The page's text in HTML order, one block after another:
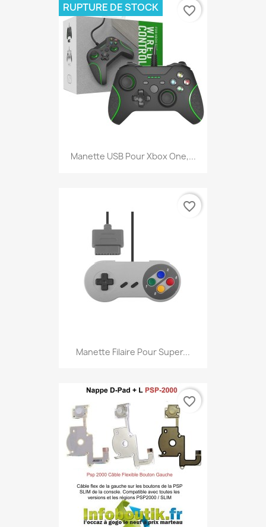
Manette USB Pour Xbox One,...
RUPTURE DE STOCK favorite_border
Manette Filaire Pour Super...
favorite_border
favorite_border